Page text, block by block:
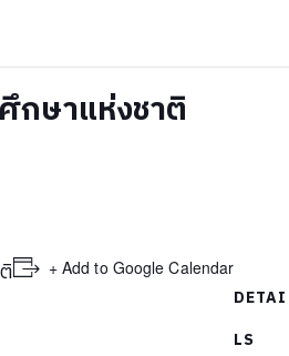
กษาแห่งชาติ
+ Add to Google Calendar
DETAI
LS